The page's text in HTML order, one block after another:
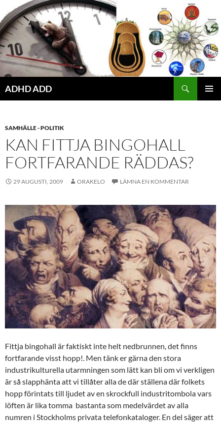
Hoppa
till
innehåll
ADHD ADD
SAMHÄLLE - POLITIK
KAN FITTJA BINGOHALL
FORTFARANDE RÄDDAS?
29 AUGUSTI, 2009 ORAKELO LÄMNA EN KOMMENTAR
Fittja bingohall är faktiskt inte helt nedbrunnen, det finns
fortfarande visst hopp!. Men tänk er gärna den stora
industrikulturella utarmningen som lätt kan bli om vi verkligen
är så slapphänta att vi tillåter alla de där ställena där folkets
hopp förintats till ljudet av en skrockfull industritombola vars
löften är lika tomma bastanta som medelvärdet av alla
numren i Stockholms privata telefonkataloger. En del säger att